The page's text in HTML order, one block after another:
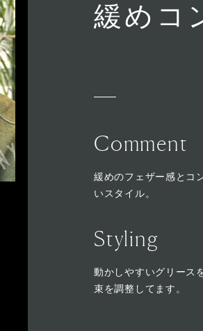
緩めコ
Comment
緩めのフェザー感とコ
いスタイル。
Styling
動かしやすいグリース
束を調整してます。